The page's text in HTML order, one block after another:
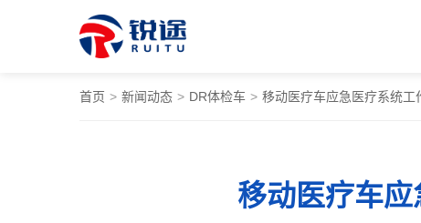
首页 > 新闻动态 > DR体检车 > 移动医疗车应急医疗系统工
移动医疗车